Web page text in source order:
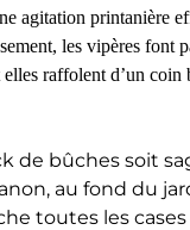
agitation printanière
les vipères font
elles raffolent d’un coin
de bûches soit
au fond du
toutes les